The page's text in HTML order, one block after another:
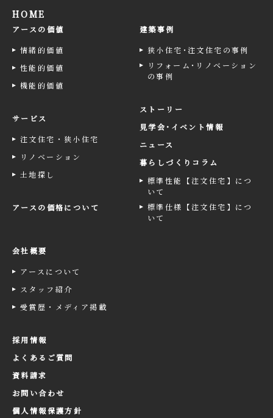
HOME
アースの価値
情緒的価値
性能的価値
機能的価値
サービス
注文住宅・狭小住宅
リノベーション
土地探し
アースの価格について
建築事例
狭小住宅･注文住宅の事例
リフォーム･リノベーション
の事例
ストーリー
見学会･イベント情報
ニュース
暮らしづくりコラム
標準性能【注文住宅】につ
いて
標準仕様【注文住宅】につ
いて
会社概要
アースについて
スタッフ紹介
受賞歴・メディア掲載
採用情報
よくあるご質問
資料請求
お問い合わせ
個人情報保護方針